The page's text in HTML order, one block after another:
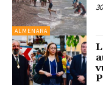
ALMENARA